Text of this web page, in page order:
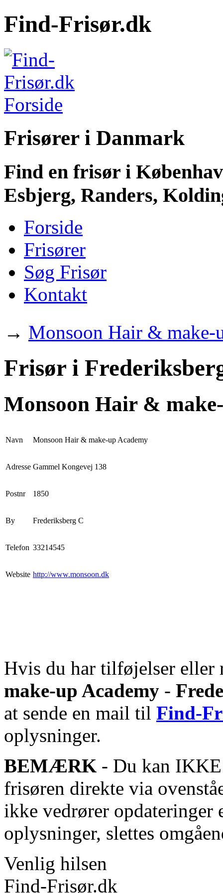
Find-Frisør.dk
Frisører i Danmark
Find en frisør i
Esbjerg, Randers,
Forside
Frisører
Søg Frisør
Kontakt
→ Monsoon Hair & make-
Frisør i
Monsoon Hair &
Navn Monsoon Hair & make-up Academy
Adresse Gammel Kongevej 138
Postnr 1850
By Frederiksberg C
Telefon 33214545
Website http://www.monsoon.dk
Hvis du har tilføjelser eller
make-up Academy -
at sende en mail til Find-
oplysninger.
BEMÆRK - Du kan IKKE
frisøren direkte via
ikke vedrører opdateringer
oplysninger, slettes
Venlig hilsen
Find-Frisør.dk